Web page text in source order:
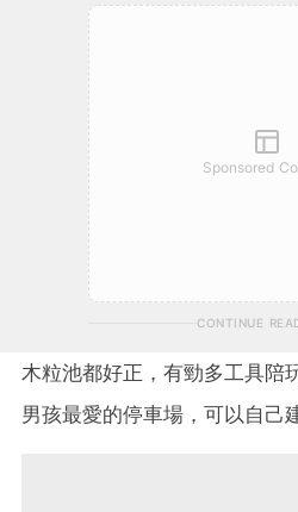
Sponsored
CONTINUE
木粒池都好正，有勁多工具陪
男孩最愛的停車場，可以自己